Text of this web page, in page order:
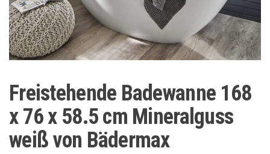
Freistehende Badewanne 168
x 76 x 58.5 cm Mineralguss
weiß von Bädermax